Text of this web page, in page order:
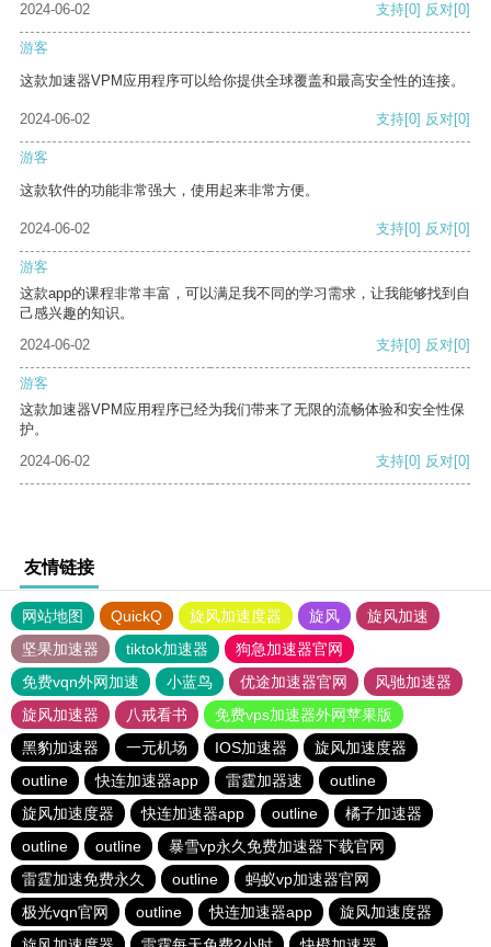
2024-06-02 支持[0] 反对[0]
游客
这款加速器VPM应用程序可以给你提供全球覆盖和最高安全性的连接。
2024-06-02 支持[0] 反对[0]
游客
这款软件的功能非常强大，使用起来非常方便。
2024-06-02 支持[0] 反对[0]
游客
这款app的课程非常丰富，可以满足我不同的学习需求，让我能够找到自
己感兴趣的知识。
2024-06-02
支持[0] 反对[0]
游客
这款加速器VPM应用程序已经为我们带来了无限的流畅体验和安全性保
护。
2024-06-02
支持[0] 反对[0]
友情链接
网站地图 QuickQ 旋风加速度器 旋风
旋风加速
坚果加速器
tiktok加速器
狗急加速器官网
免费vqn外网加速
小蓝鸟 优途加速器官网
风驰加速器
旋风加速器
八戒看书
免费vps加速器外网苹果版
黑豹加速器
一元机场 IOS加速器
旋风加速度器
outline
快连加速器app 雷霆加器速
outline
旋风加速度器
快连加速器app outline
橘子加速器
outline
outline
暴雪vp永久免费加速器下载官网
雷霆加速免费永久
outline
蚂蚁vp加速器官网
极光vqn官网
outline 快连加速器app
旋风加速度器